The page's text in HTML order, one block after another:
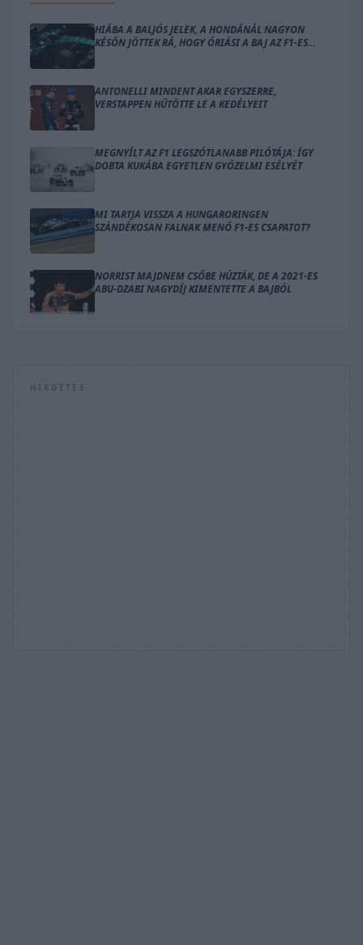
HIÁBA A BALJÓS JELEK, A HONDÁNÁL NAGYON
KÉSŐN JÖTTEK RÁ, HOGY ÓRIÁSI A BAJ AZ F1-ES
ANTONELLI MINDENT AKAR EGYSZERRE,
VERSTAPPEN HŰTÖTTE LE A KEDÉLYEIT
MEGNYÍLT AZ F1 LEGSZÓTLANABB PILÓTÁJA: ÍGY
DOBTA KUKÁBA EGYETLEN GYŐZELMI ESÉLYÉT
MI TARTJA VISSZA A HUNGARORINGEN
SZÁNDÉKOSAN FALNAK MENŐ F1-ES CSAPATOT?
NORRIST MAJDNEM CSŐBE HÚZTÁK, DE A 2021-ES
ABU-DZABI NAGYDÍJ KIMENTETTE A BAJBÓL
HIRDETÉS